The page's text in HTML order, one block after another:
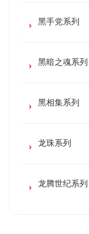
黑手党系列
黑暗之魂系列
黑相集系列
龙珠系列
龙腾世纪系列